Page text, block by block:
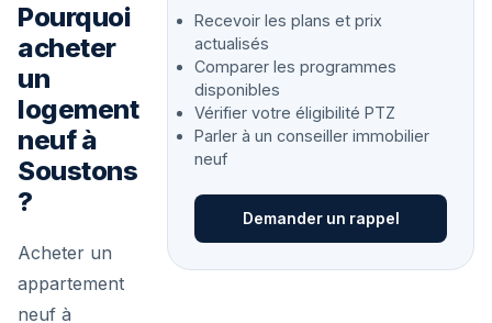
Pourquoi
acheter
un
logement
neuf à
Soustons
?
Acheter un
appartement
neuf à
Recevoir les plans et prix
actualisés
Comparer les programmes
disponibles
Vérifier votre éligibilité PTZ
Parler à un conseiller immobilier
neuf
Demander un rappel